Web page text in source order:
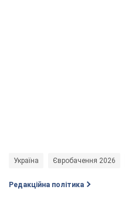
Україна Євробачення 2026
Редакційна політика